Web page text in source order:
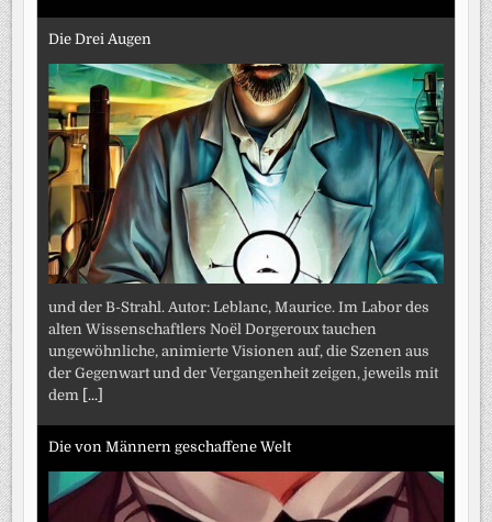
Die Drei Augen
und der B-Strahl. Autor: Leblanc, Maurice. Im Labor des
alten Wissenschaftlers Noël Dorgeroux tauchen
ungewöhnliche, animierte Visionen auf, die Szenen aus
der Gegenwart und der Vergangenheit zeigen, jeweils mit
dem [...]
Die von Männern geschaffene Welt